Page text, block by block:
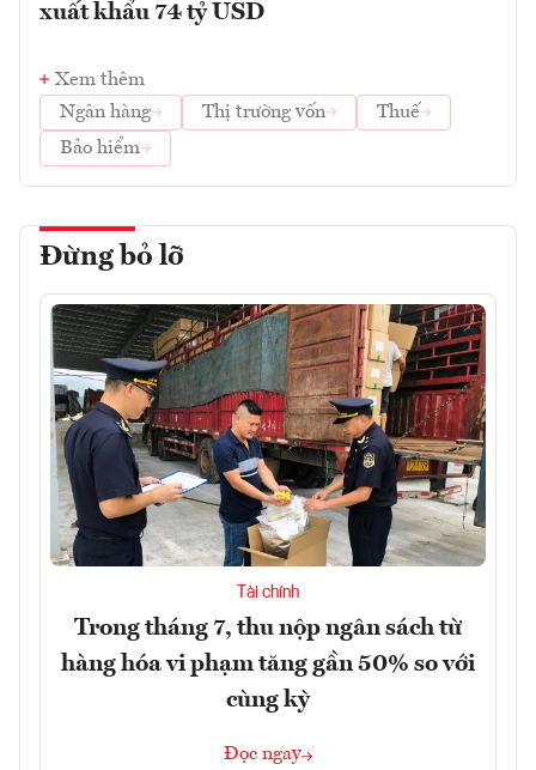
xuất khẩu 74 tỷ USD
Xem thêm
Ngân hàng
Thị trường vốn
Thuế
Bảo hiểm
Đừng bỏ lỡ
Tài chính
Trong tháng 7, thu nộp ngân sách từ
hàng hóa vi phạm tăng gần 50% so với
cùng kỳ
Đọc ngay